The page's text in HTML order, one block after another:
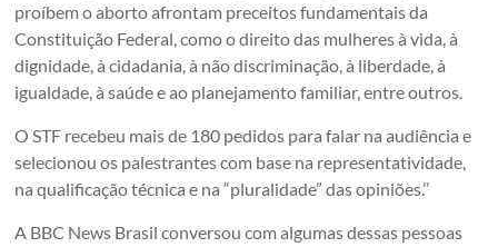
proíbem o aborto afrontam preceitos fundamentais da
Constituição Federal, como o direito das mulheres à vida, à
dignidade, à cidadania, à não discriminação, à liberdade, à
igualdade, à saúde e ao planejamento familiar, entre outros.
O STF recebeu mais de 180 pedidos para falar na audiência e
selecionou os palestrantes com base na representatividade,
na qualificação técnica e na “pluralidade” das opiniões.’’
A BBC News Brasil conversou com algumas dessas pessoas